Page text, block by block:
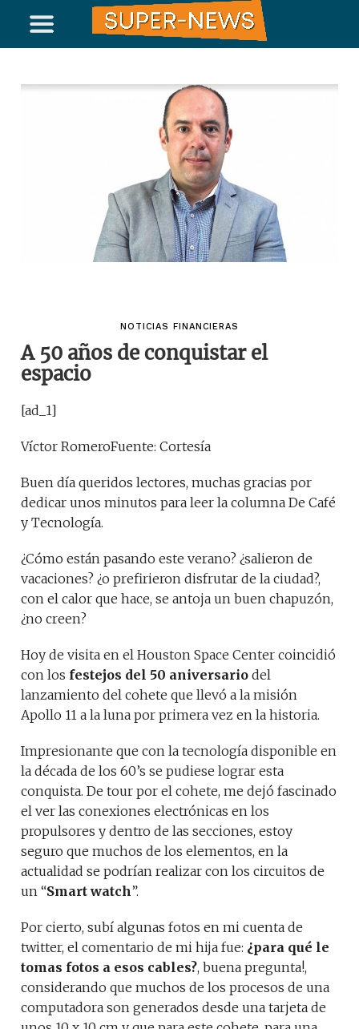
NOTICIAS FINANCIERAS
A 50 años de conquistar el
espacio
[ad_1]
Víctor RomeroFuente: Cortesía
Buen día queridos lectores, muchas gracias por
dedicar unos minutos para leer la columna De Café
y Tecnología.
¿Cómo están pasando este verano? ¿salieron de
vacaciones? ¿o prefirieron disfrutar de la ciudad?,
con el calor que hace, se antoja un buen chapuzón,
¿no creen?
Hoy de visita en el Houston Space Center coincidió
con los festejos del 50 aniversario del
lanzamiento del cohete que llevó a la misión
Apollo 11 a la luna por primera vez en la historia.
Impresionante que con la tecnología disponible en
la década de los 60’s se pudiese lograr esta
conquista. De tour por el cohete, me dejó fascinado
el ver las conexiones electrónicas en los
propulsores y dentro de las secciones, estoy
seguro que muchos de los elementos, en la
actualidad se podrían realizar con los circuitos de
un “Smart watch”.
Por cierto, subí algunas fotos en mi cuenta de
twitter, el comentario de mi hija fue: ¿para qué le
tomas fotos a esos cables?, buena pregunta!,
considerando que muchos de los procesos de una
computadora son generados desde una tarjeta de